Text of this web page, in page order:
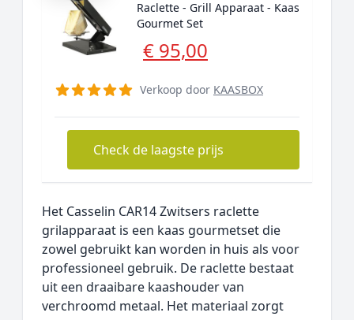
Raclette - Grill Apparaat - Kaas
Gourmet Set
€ 95,00
Verkoop door KAASBOX
Check de laagste prijs
Het Casselin CAR14 Zwitsers raclette
grilapparaat is een kaas gourmetset die
zowel gebruikt kan worden in huis als voor
professioneel gebruik. De raclette bestaat
uit een draaibare kaashouder van
verchroomd metaal. Het materiaal zorgt